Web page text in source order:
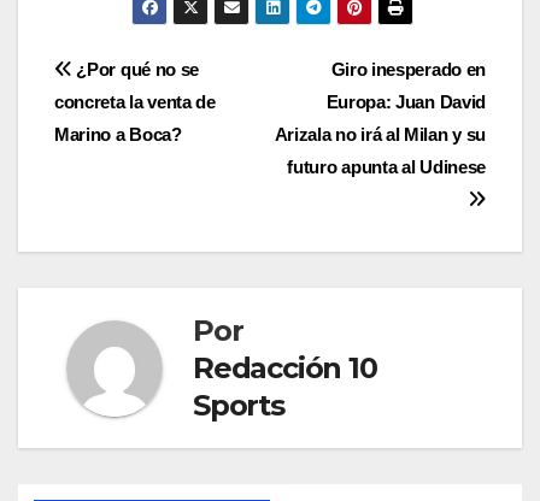
Giro inesperado en
Europa: Juan David
Arizala no irá al Milan y su
futuro apunta al Udinese
¿Por qué no se
concreta la venta de
Marino a Boca?
Por
Redacción 10
Sports